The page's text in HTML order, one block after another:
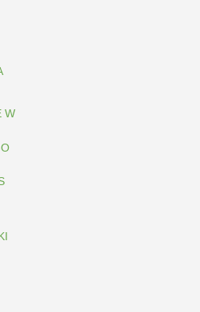
W